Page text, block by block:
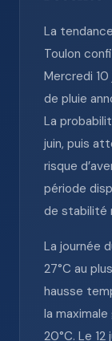
La
Toulon
Mercredi 10
de pluie
La
juin, puis
risque
période
de stabilité
La journée
27°C au
hausse
la maximale
20°C. Le